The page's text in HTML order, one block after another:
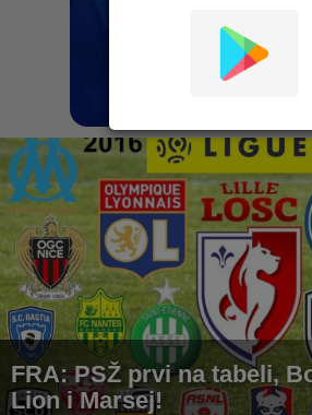
FRA: PSŽ prvi na tabeli,
Lion i Marsej!